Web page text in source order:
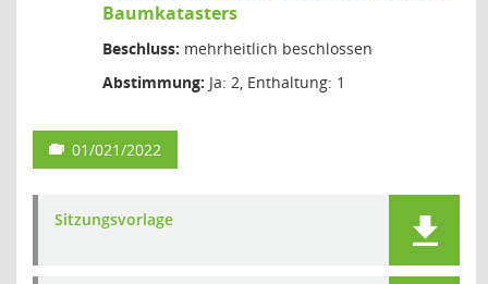
Baumkatasters
Beschluss: mehrheitlich beschlossen
Abstimmung: Ja: 2, Enthaltung: 1
01/021/2022
Sitzungsvorlage